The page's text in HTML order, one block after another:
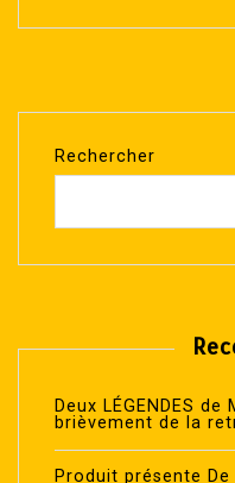
Rechercher
Deux LÉGENDES
brièvement de la
Produit présente